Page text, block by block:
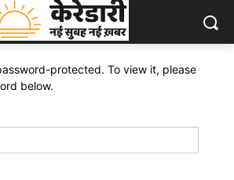
protected. To view it, please
below.